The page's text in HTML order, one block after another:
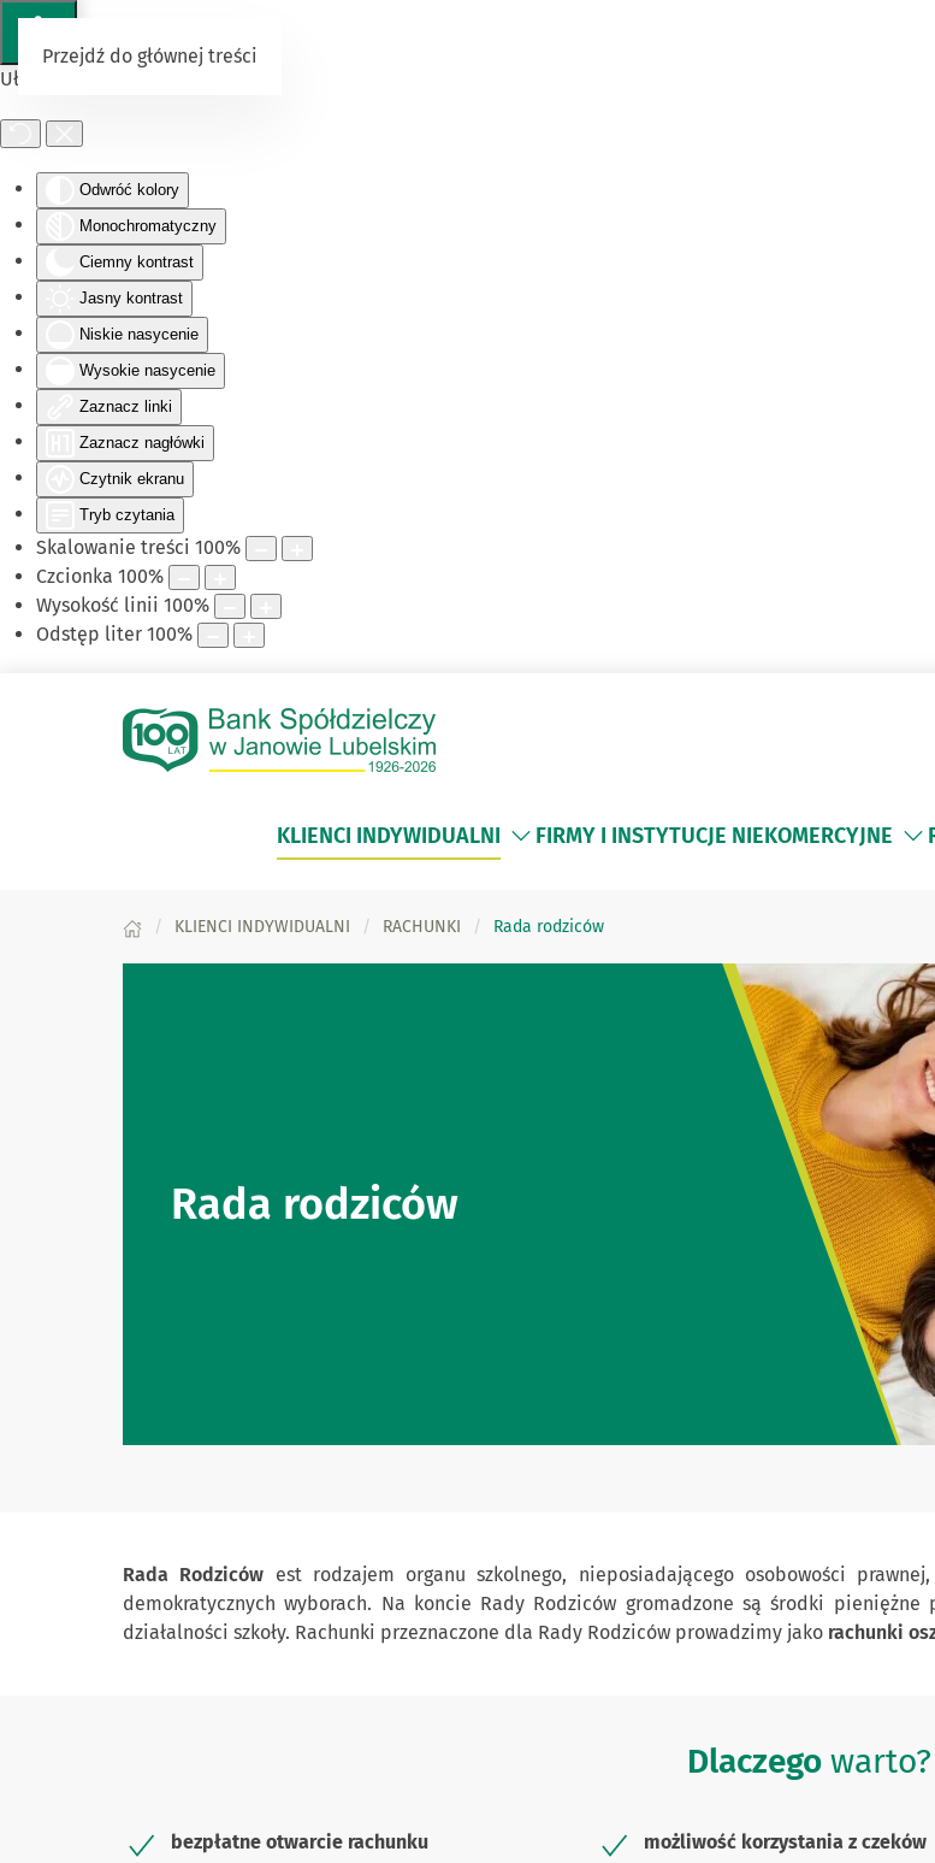
Ułatwienia dostępu
Odwróć kolory
Monochromatyczny
Ciemny kontrast
Jasny kontrast
Niskie nasycenie
Wysokie nasycenie
Zaznacz linki
Zaznacz nagłówki
Czytnik ekranu
Tryb czytania
Skalowanie treści 100%
Czcionka 100%
Wysokość linii 100%
Odstęp liter 100%
Przejdź do głównej treści
KLIENCI INDYWIDUALNI FIRMY I INSTYTUCJE NIEKOMERCYJNE
KLIENCI INDYWIDUALNI RACHUNKI Rada rodziców
Rada rodziców
Rada Rodziców est rodzajem organu szkolnego, nieposiadającego osobowości
demokratycznych wyborach. Na koncie Rady Rodziców gromadzone są środki
działalności szkoły. Rachunki przeznaczone dla Rady Rodziców prowadzimy jako rachunki
Dlaczegowarto?
bezpłatne otwarcie rachunku możliwość korzystania z czeków